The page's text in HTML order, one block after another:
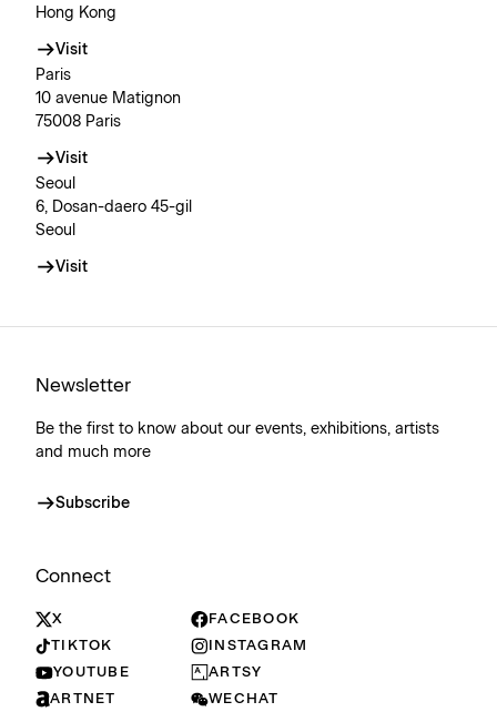
Hong Kong
Visit
Paris
10 avenue Matignon
75008 Paris
Visit
Seoul
6, Dosan-daero 45-gil
Seoul
Visit
Newsletter
Be the first to know about our events, exhibitions, artists
and much more
Subscribe
Connect
X
FACEBOOK
TIKTOK
INSTAGRAM
YOUTUBE
ARTSY
ARTNET
WECHAT